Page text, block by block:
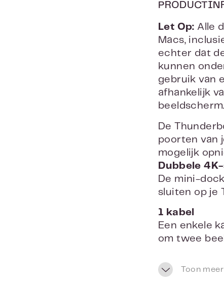
Let Op: Alle
Macs,
echter dat
kunnen
gebruik van
afhankelijk
De
poorten van
mogelijk
Dubbele
De mini-
sluiten op je
1 kabel
Een enkele
om twee
MinderToon meer